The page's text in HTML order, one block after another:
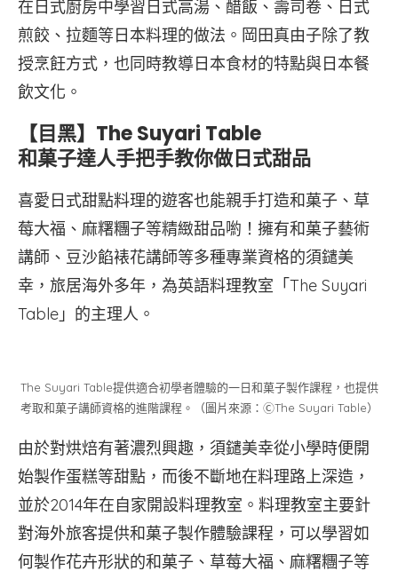
在日式廚房中學習日式高湯、醋飯、壽司卷、日式
煎餃、拉麵等日本料理的做法。岡田真由子除了教
授烹飪方式，也同時教導日本食材的特點與日本餐
飲文化。
【目黑】The Suyari Table
和菓子達人手把手教你做日式甜品
喜愛日式甜點料理的遊客也能親手打造和菓子、草
莓大福、麻糬糰子等精緻甜品喲！擁有和菓子藝術
講師、豆沙餡裱花講師等多種專業資格的須鑓美
幸，旅居海外多年，為英語料理教室「The Suyari
Table」的主理人。
The Suyari Table提供適合初學者體驗的一日和菓子製作課程，也提供
考取和菓子講師資格的進階課程。（圖片來源：ⒸThe Suyari Table）
由於對烘焙有著濃烈興趣，須鑓美幸從小學時便開
始製作蛋糕等甜點，而後不斷地在料理路上深造，
並於2014年在自家開設料理教室。料理教室主要針
對海外旅客提供和菓子製作體驗課程，可以學習如
何製作花卉形狀的和菓子、草莓大福、麻糬糰子等